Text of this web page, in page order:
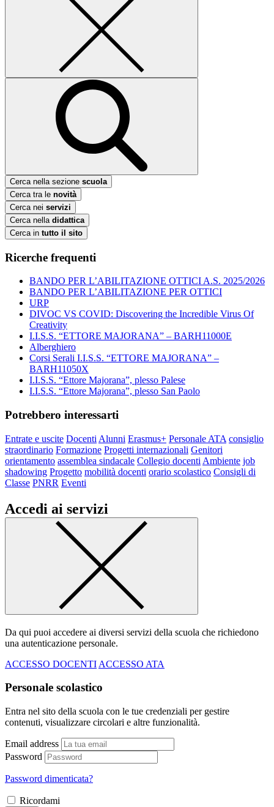
Cerca nella sezione scuola
Cerca tra le novità
Cerca nei servizi
Cerca nella didattica
Cerca in tutto il sito
Ricerche frequenti
BANDO PER L’ABILITAZIONE OTTICI A.S. 2025/2026
BANDO PER L’ABILITAZIONE PER OTTICI
URP
DIVOC VS COVID: Discovering the Incredible Virus Of
Creativity
I.I.S.S. “ETTORE MAJORANA” – BARH11000E
Alberghiero
Corsi Serali I.I.S.S. “ETTORE MAJORANA” –
BARH11050X
I.I.S.S. “Ettore Majorana”, plesso Palese
I.I.S.S. “Ettore Majorana”, plesso San Paolo
Potrebbero interessarti
Entrate e uscite Docenti Alunni Erasmus+ Personale ATA consiglio
straordinario Formazione Progetti internazionali Genitori
orientamento assemblea sindacale Collegio docenti Ambiente job
shadowing Progetto mobilità docenti orario scolastico Consigli di
Classe PNRR Eventi
Accedi ai servizi
Da qui puoi accedere ai diversi servizi della scuola che richiedono
una autenticazione personale.
ACCESSO DOCENTI ACCESSO ATA
Personale scolastico
Entra nel sito della scuola con le tue credenziali per gestire
contenuti, visualizzare circolari e altre funzionalità.
Email address
Password
Password dimenticata?
Ricordami